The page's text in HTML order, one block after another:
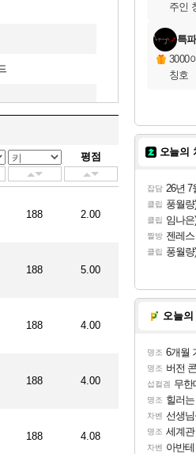
평점
188 2.00
188 5.00
188 4.00
188 4.00
188 4.08
주인
특
3000
칭호
오늘의
잡담 26년 7월
클립 풍월
클립 임나
짤방 젠레스
클립 풍월량) 물소
오늘의
명조 6개월 기다
명조 버전 콘텐츠 미리 보기 |
섭컬겜 무한대
명조 힐러
차벤 선생님
명조 세계관
차벤 아반